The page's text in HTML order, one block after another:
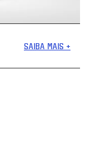
SAIBA MAIS +